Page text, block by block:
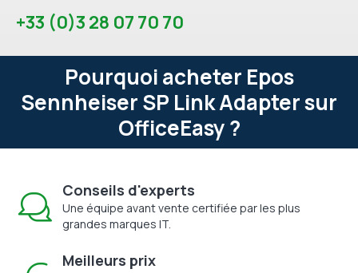
+33 (0)3 28 07 70 70
Pourquoi acheter Epos
Sennheiser SP Link Adapter sur
OfficeEasy ?
Conseils d'experts
Une équipe avant vente certifiée par les plus
grandes marques IT.
Meilleurs prix